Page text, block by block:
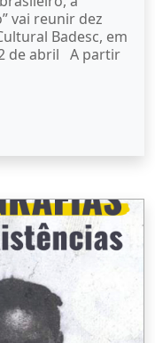
vai reunir dez
Badesc, em
de abril A partir